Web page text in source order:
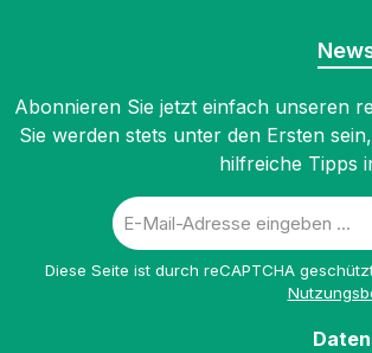
Abonnieren Sie jetzt einfach unseren
Sie werden stets unter den Ersten
hilfreiche Tipps
E-
Mail-
Diese Seite ist durch reCAPTCHA